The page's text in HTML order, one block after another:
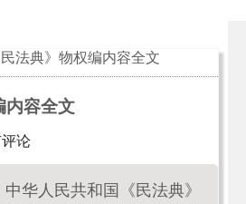
法典》物权编内容全文
内容全文
论
中华人民共和国《民法典》